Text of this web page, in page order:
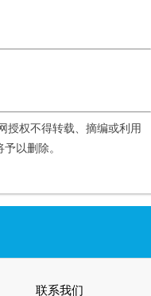
授权不得转载、摘编或利用
以删除。
联系我们